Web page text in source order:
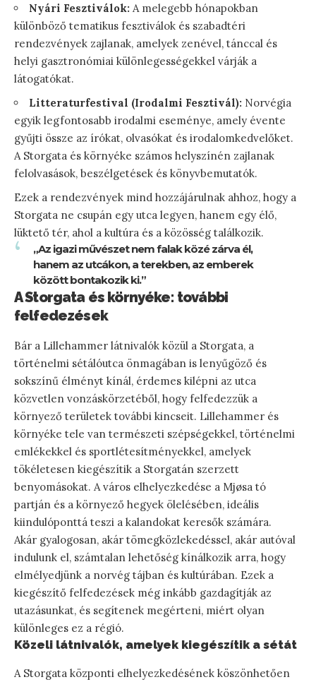
Nyári Fesztiválok: A melegebb hónapokban
különböző tematikus fesztiválok és szabadtéri
rendezvények zajlanak, amelyek zenével, tánccal és
helyi gasztronómiai különlegességekkel várják a
látogatókat.
Litteraturfestival (Irodalmi Fesztivál): Norvégia
egyik legfontosabb irodalmi eseménye, amely évente
gyűjti össze az írókat, olvasókat és irodalomkedvelőket.
A Storgata és környéke számos helyszínén zajlanak
felolvasások, beszélgetések és könyvbemutatók.
Ezek a rendezvények mind hozzájárulnak ahhoz, hogy a
Storgata ne csupán egy utca legyen, hanem egy élő,
lüktető tér, ahol a kultúra és a közösség találkozik.
„Az igazi művészet nem falak közé zárva él,
hanem az utcákon, a terekben, az emberek
között bontakozik ki.”
A Storgata és környéke: további
felfedezések
Bár a Lillehammer látnivalók közül a Storgata, a
történelmi sétálóutca önmagában is lenyűgöző és
sokszínű élményt kínál, érdemes kilépni az utca
közvetlen vonzáskörzetéből, hogy felfedezzük a
környező területek további kincseit. Lillehammer és
környéke tele van természeti szépségekkel, történelmi
emlékekkel és sportlétesítményekkel, amelyek
tökéletesen kiegészítik a Storgatán szerzett
benyomásokat. A város elhelyezkedése a Mjøsa tó
partján és a környező hegyek ölelésében, ideális
kiindulóponttá teszi a kalandokat keresők számára.
Akár gyalogosan, akár tömegközlekedéssel, akár autóval
indulunk el, számtalan lehetőség kínálkozik arra, hogy
elmélyedjünk a norvég tájban és kultúrában. Ezek a
kiegészítő felfedezések még inkább gazdagítják az
utazásunkat, és segítenek megérteni, miért olyan
különleges ez a régió.
Közeli látnivalók, amelyek kiegészítik a sétát
A Storgata központi elhelyezkedésének köszönhetően